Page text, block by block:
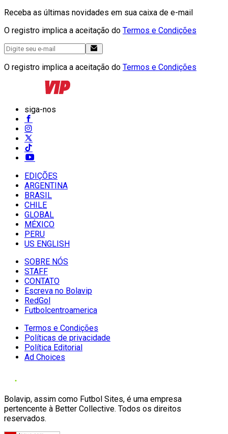
Receba as últimas novidades em sua caixa de e-mail
O registro implica a aceitação do Termos e Condições
O registro implica a aceitação do Termos e Condições
siga-nos
EDIÇÕES
ARGENTINA
BRASIL
CHILE
GLOBAL
MÉXICO
PERU
US ENGLISH
SOBRE NÓS
STAFF
CONTATO
Escreva no Bolavip
RedGol
Futbolcentroamerica
Termos e Condições
Políticas de privacidade
Política Editorial
Ad Choices
Bolavip, assim como Futbol Sites, é uma empresa
pertencente à Better Collective. Todos os direitos
reservados.